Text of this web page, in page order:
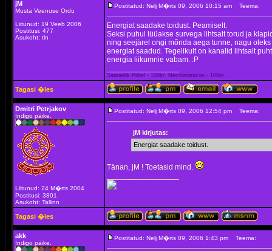
jM
Musta Veenuse Ordu
Liitunud: 19 Veeb 2006
Postitusi: 477
Asukoht: tln
Postitatud: Nelj M�rts 09, 2006 10:15 am Teema:
Energiat saadake toidust. Peamiselt.
Seksi puhul lüüakse survega lihtsalt torud ja
ning seejärel ongi mõnda aega tunne, nagu
energiat saadud. Tegelikult on kanalid lihtsalt
energia liikumnie vabam. :P
Saatanlik Piibel - 100kr. Necronomicon - 100kr.
Tagasi �les
Dmitri Petrjakov
Indigo päike.
Liitunud: 24 M�rts 2004
Postitusi: 3801
Asukoht: Tallinn
Postitatud: Nelj M�rts 09, 2006 12:54 pm Teema:
jM kirjutas:
Energiat saadake toidust.
Tänan, jM ! Toetasid mind.
Tagasi �les
akk
Indigo päike.
Postitatud: Nelj M�rts 09, 2006 1:43 pm Teema: